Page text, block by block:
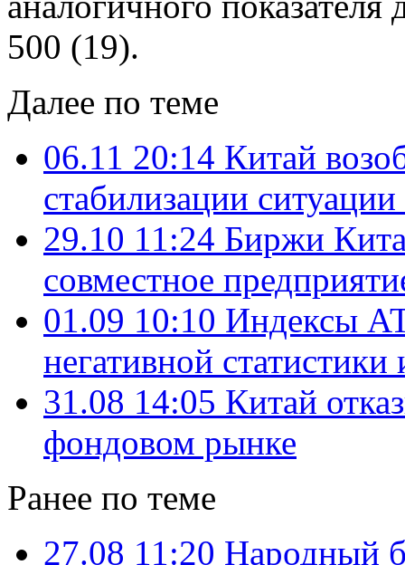
500 (19).
Далее по теме
06.11 20:14 Китай
стабилизации
29.10 11:24 Биржи
совместное
01.09 10:10 Индексы
негативной
31.08 14:05 Китай
фондовом рынке
Ранее по теме
27.08 11:20 Народный